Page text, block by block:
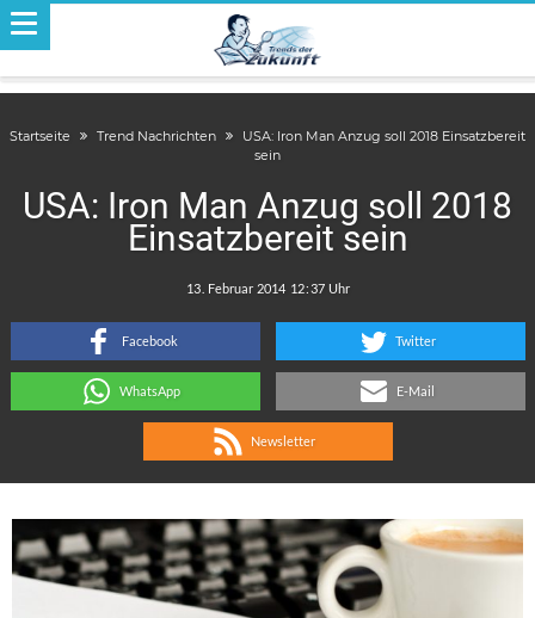
Startseite Trend Nachrichten
USA: Iron Man Anzug soll 2018 Einsatzbereit
sein
USA: Iron Man Anzug soll 2018
Einsatzbereit sein
:
Facebook Twitter
WhatsApp E-Mail
Newsletter